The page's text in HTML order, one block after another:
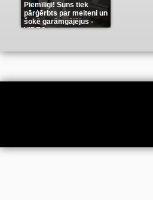
Piemīlīgi! Suns tiek
pārģērbts par meiteni un
šokē garāmgājējus -
VIDEO(8)